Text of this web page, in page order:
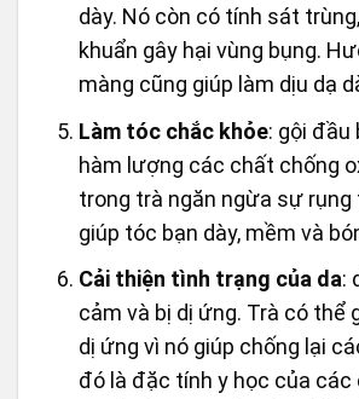
dày. Nó còn có tính sát
khuẩn gây hại vùng bụng.
màng cũng giúp làm dịu dạ
Làm tóc chắc khỏe: gội đầu
hàm lượng các chất chống
trong trà ngăn ngừa sự
giúp tóc bạn dày, mềm và
Cải thiện tình trạng của da:
cảm và bị dị ứng. Trà có thể
dị ứng vì nó giúp chống lại
đó là đặc tính y học của các